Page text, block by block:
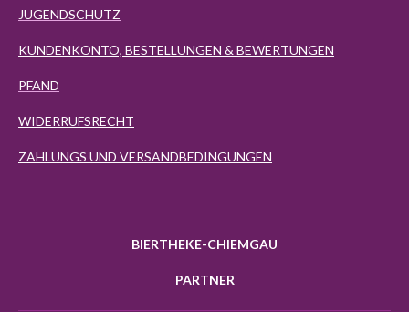
JUGENDSCHUTZ
KUNDENKONTO, BESTELLUNGEN & BEWERTUNGEN
PFAND
WIDERRUFSRECHT
ZAHLUNGS UND VERSANDBEDINGUNGEN
BIERTHEKE-CHIEMGAU
PARTNER